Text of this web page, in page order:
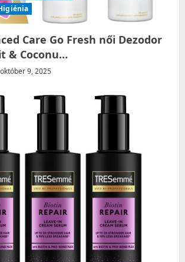
Care Go Fresh női Dezodor
& Coconu…
október 9, 2025